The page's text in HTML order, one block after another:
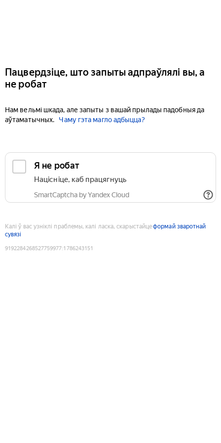
Пацвердзіце, што запыты адпраўлялі вы, а
не робат
Нам вельмі шкада, але запыты з вашай прылады падобныя да
аўтаматычных.
Чаму гэта магло адбыцца?
Я не робат
Націсніце, каб працягнуць
SmartCaptcha by Yandex Cloud
Калі ў вас узніклі праблемы, калі ласка, скарыстайцеформай зваротнай
сувязі
9192284268527759977:1786243151